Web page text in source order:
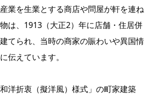
業を生業とする商店や問屋が軒を連ね
は、1913（大正2）年に店舗・住居併
てられ、当時の商家の賑わいや異国情
伝えています。
洋折衷（擬洋風）様式」の町家建築